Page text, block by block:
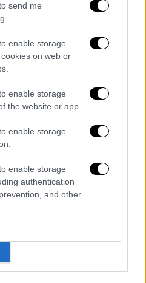
send me
enable storage
on web or
enable storage
the website or app.
enable storage
enable storage
authentication
and other
στη «αδιαφορία του
πολέμου», την
του, τα
σχόλια που έχει
άνδρεςκαι
και την κατάχρηση
τους
αρνηθεί.
να επαναφέρω
πολεμιστών στο
στο πλευρό του,